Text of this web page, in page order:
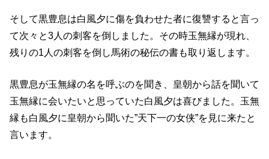
そして黒豊息は白風夕に傷を負わせた者に復讐すると言っ
て次々と3人の刺客を倒しました。その時玉無縁が現れ、
残りの1人の刺客を倒し馬術の秘伝の書も取り返します。
黒豊息が玉無縁の名を呼ぶのを聞き、皇朝から話を聞いて
玉無縁に会いたいと思っていた白風夕は喜びました。玉無
縁も白風夕に皇朝から聞いた”天下一の女侠”を見に来たと
言います。